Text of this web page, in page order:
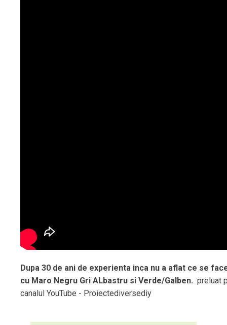
Dupa 30 de ani de experienta inca nu a aflat ce se
cu Maro Negru Gri ALbastru si Verde/Galben. preluat
canalul YouTube - Proiectediversediy